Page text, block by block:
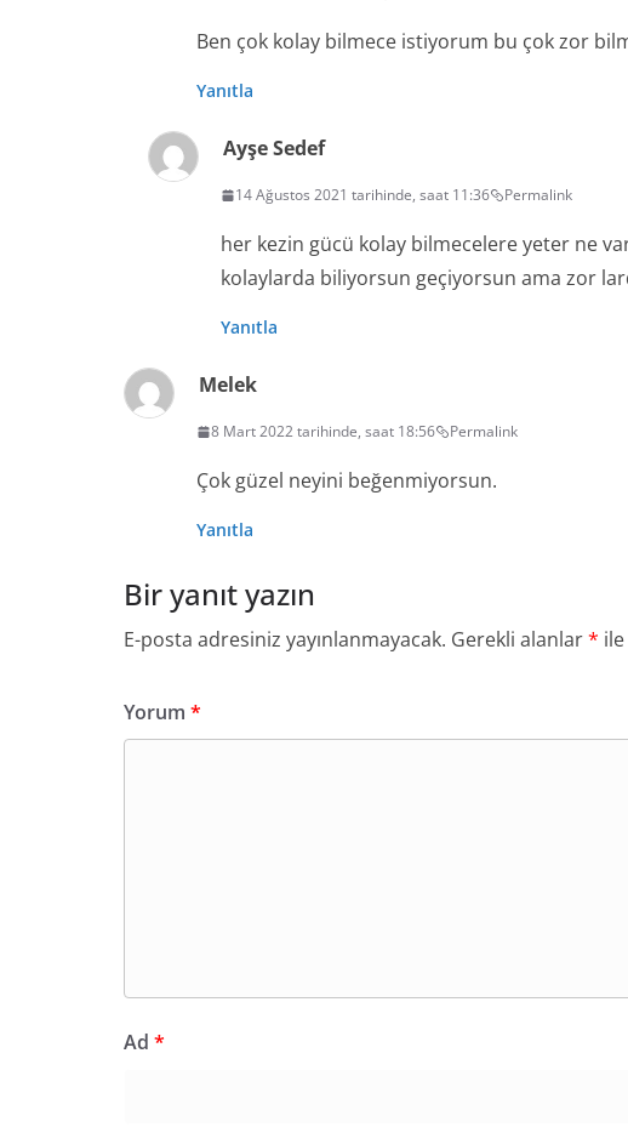
Ben çok kolay bilmece istiyorum bu çok zor
Yanıtla
Ayşe Sedef
14 Ağustos 2021 tarihinde, saat 11:36 Permalink
her kezin gücü kolay bilmecelere yeter ne
kolaylarda biliyorsun geçiyorsun ama zor
Yanıtla
Melek
8 Mart 2022 tarihinde, saat 18:56 Permalink
Çok güzel neyini beğenmiyorsun.
Yanıtla
Bir yanıt yazın
E-posta adresiniz yayınlanmayacak. Gerekli alanlar*
Yorum *
Ad *